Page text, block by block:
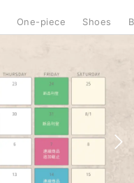
One-piece Shoes